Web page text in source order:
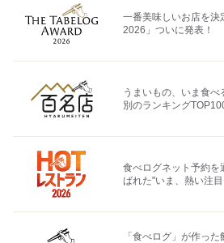
一番美味しいお店を決
2026」ついに発表！
うまいもの、いま食べ
別のランキング
食べログネット予約を
ばれた"いま、熱い注
「食べログ」が作っ